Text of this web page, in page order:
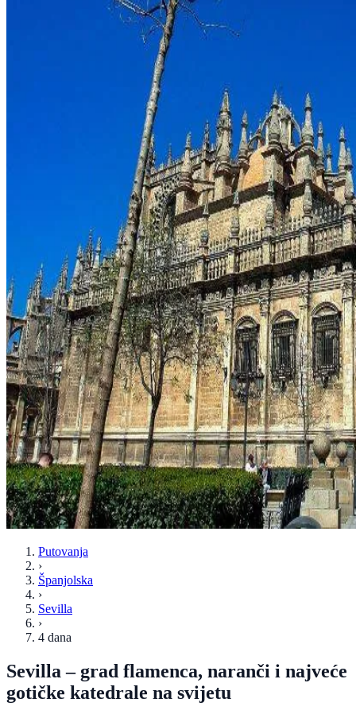
Putovanja
›
Španjolska
›
Sevilla
›
4 dana
Sevilla – grad flamenca, naranči i najveće
gotičke katedrale na svijetu